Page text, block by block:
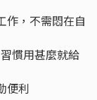
作，不需悶在自
慣用甚麼就給
便利